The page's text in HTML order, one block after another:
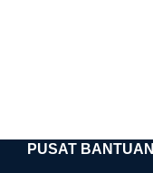
PUSAT BANTUAN